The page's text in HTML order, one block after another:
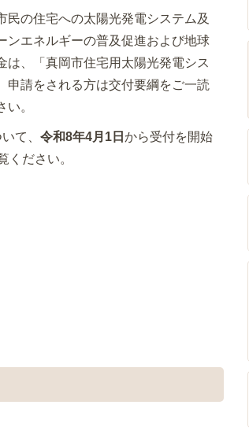
民の住宅への太陽光発電システム及
ンエネルギーの普及促進および地球
、「真岡市住宅用太陽光発電シス
申請をされる方は交付要綱をご一読
。
て、 令和8年4月1日 から受付を開始
ください。